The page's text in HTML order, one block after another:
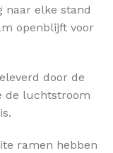
naar elke stand
openblijft voor
door de
de luchtstroom
ramen hebben